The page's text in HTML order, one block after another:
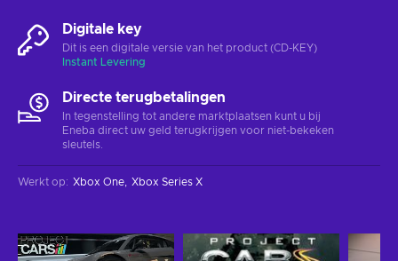
Digitale key
Dit is een digitale versie van het product (CD-KEY)
Instant Levering
Directe terugbetalingen
In tegenstelling tot andere marktplaatsen kunt u bij
Eneba direct uw geld terugkrijgen voor niet-bekeken
sleutels.
Werkt op: Xbox One Xbox Series X